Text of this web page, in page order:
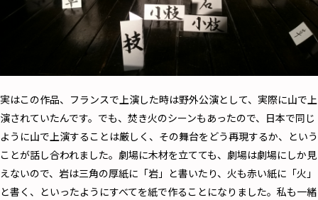
実はこの作品、フランスで上演した時は野外公演として、実際に山で上
演されていたんです。でも、焚き火のシーンもあったので、日本で同じ
ように山で上演することは厳しく、その舞台をどう再現するか、という
ことが話し合われました。劇場に木材を立てても、劇場は劇場にしか見
えないので、岩は三角の厚紙に「岩」と書いたり、火も赤い紙に「火」
と書く、といったようにすべてを紙で作ることになりました。私も一緒